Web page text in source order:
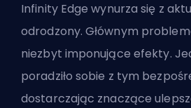
Infinity Edge wynurza się z
odrodzony. Głównym
niezbyt imponujące efekty.
poradziło sobie z tym
dostarczając znaczące